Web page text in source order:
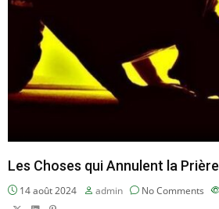
Les Choses qui Annulent la Prière
14 août 2024 admin No Comments